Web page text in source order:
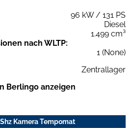
96 kW / 131 PS
Diesel
1.499 cm³
nach WLTP:
1 (None)
Zentrallager
Berlingo anzeigen
Kamera Tempomat